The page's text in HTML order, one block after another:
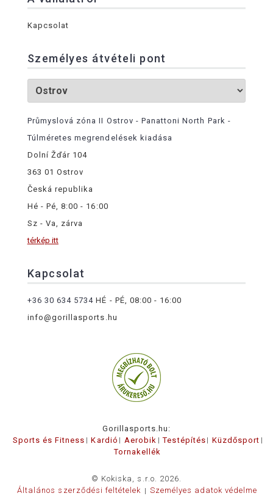
Kapcsolat
Személyes átvételi pont
Průmyslová zóna II Ostrov - Panattoni North Park -
Túlméretes megrendelések kiadása
Dolní Žďár 104
363 01 Ostrov
Česká republika
Hé - Pé, 8:00 - 16:00
Sz - Va, zárva
térkép itt
Kapcsolat
+36 30 634 5734 HÉ - PÉ, 08:00 - 16:00
info@gorillasports.hu
Gorillasports.hu:
Sports és Fitness
Kardió Aerobik Testépítés
Küzdősport
Tornakellék
© Kokiska, s.r.o. 2026.
Általános szerződési feltételek
Személyes adatok védelme